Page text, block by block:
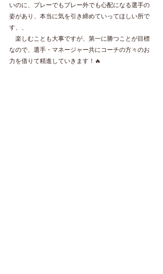
いのに、プレーでもプレー外でも心配になる選手の
姿があり、本当に気を引き締めていってほしい所で
す、、
楽しむことも大事ですが、第一に勝つことが目標
なので、選手・マネージャー共にコーチの方々のお
力を借りて精進していきます！🔥